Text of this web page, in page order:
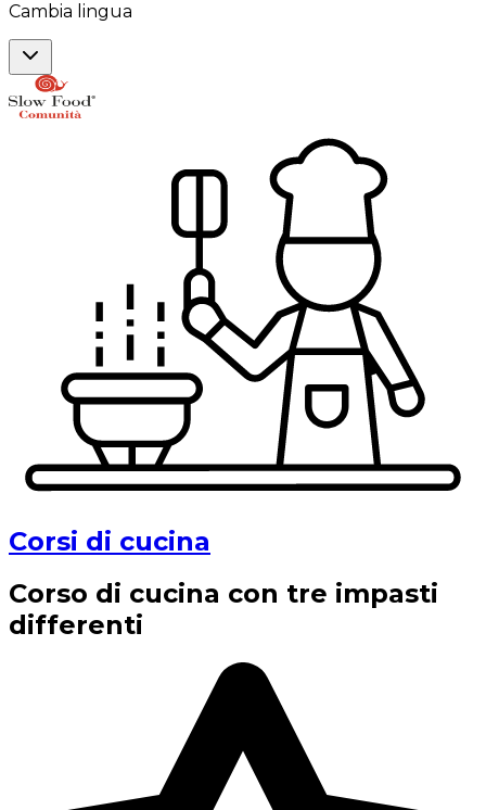
Cambia lingua
Corsi di cucina
Corso di cucina con tre impasti
differenti